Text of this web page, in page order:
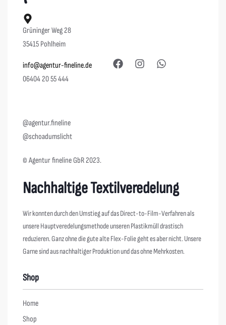
Grüninger Weg 28
35415 Pohlheim
info@agentur-fineline.de
06404 20 55 444
@agentur.fineline
@schoadumslicht
© Agentur fineline GbR 2023.
Nachhaltige Textilveredelung
Wir konnten durch den Umstieg auf das Direct-to-Film-Verfahren als
unsere Hauptveredelungsmethode unseren Plastikmüll drastisch
reduzieren. Ganz ohne die gute alte Flex-Folie geht es aber nicht. Unsere
Garne sind aus nachhaltiger Produktion und das ohne Mehrkosten.
Shop
Home
Shop